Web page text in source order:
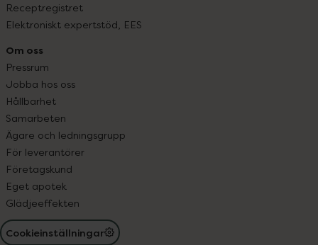
Receptregistret
Elektroniskt expertstöd, EES
Om oss
Pressrum
Jobba hos oss
Hållbarhet
Samarbeten
Ägare och ledningsgrupp
För leverantörer
Företagskund
Eget apotek
Glädjeeffekten
Cookieinställningar